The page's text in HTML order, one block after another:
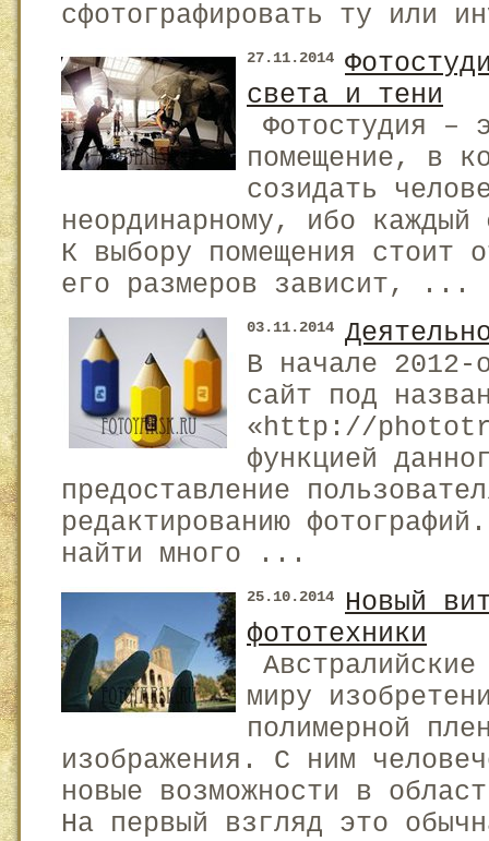
сфотографировать ту или
27.11.2014
света и тени
Фотостудия –
помещение, в
созидать
неординарному, ибо
К выбору помещения стоит
его размеров зависит, ...
03.11.2014
В начале 2012-
сайт под
«http://
функцией
предоставление
редактированию
найти много ...
25.10.2014
Новый
фототехники
миру
полимерной
изображения. С ним
новые возможности в
На первый взгляд это